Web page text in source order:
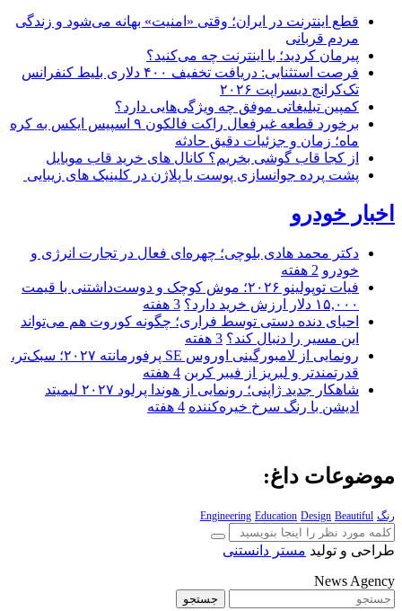
قطع اینترنت در ایران؛ وقتی «امنیت» بهانه می‌شود و زندگی
مردم قربانی
پیرمان کردید؛ با اینترنت چه می‌کنید؟
فرصت استثنایی: دریافت تخفیف ۴۰۰ دلاری بلیط کنفرانس
تک‌کرانچ دیسراپت ۲۰۲۶
کمپین تبلیغاتی موفق چه ویژگی‌هایی دارد؟
برخورد قطعه غیرفعال راکت فالکون ۹ اسپیس ایکس به کره
ماه؛ زمان و جزئیات دقیق حادثه
از کجا قاب گوشی بخریم؟ کانال های خرید قاب موبایل
پشت پرده جوانسازی پوست با پلاژن در کلینیک های زیبایی
اخبار خودرو
دکتر محمد هادی بلوچی؛ چهره‌ای فعال در تجارت انرژی و
خودرو 2 هفته
فیات توپولینو ۲۰۲۶؛ موش کوچک و دوست‌داشتنی با قیمت
۱۵,۰۰۰ دلار ارزش خرید دارد؟
3 هفته
احیای دنده دستی توسط فراری؛ چگونه کوروت هم می‌تواند
این مسیر را دنبال کند؟ 3 هفته
رونمایی از لامبورگینی اوروس SE پرفورمانته ۲۰۲۷؛ سبک‌تر،
قدرتمندتر و لبریز از فیبر کربن 4 هفته
شاهکار جدید ژاپنی؛ رونمایی از هوندا پرلود ۲۰۲۷ لیمیتد
ادیشن با رنگ سرخ خیره‌کننده 4 هفته
موضوعات داغ:
رنگ Engineering Education Design Beautiful
طراحی و تولید مستر دانستنی
News Agency
جستجو